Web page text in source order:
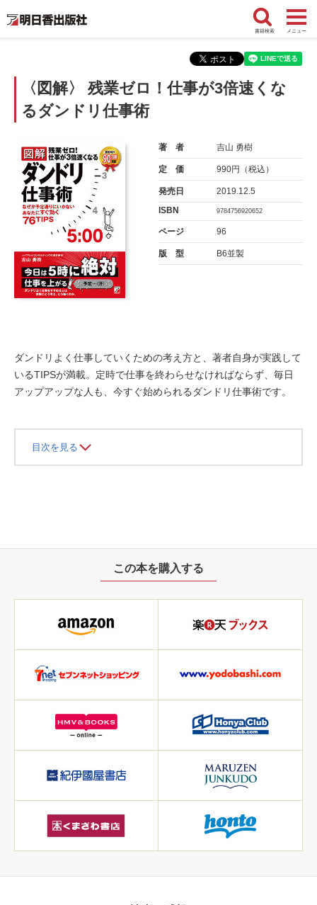
書籍検索 メニュー
〈図解〉 残業ゼロ！仕事が3倍速くな
るダンドリ仕事術
著 者 吉山 勇樹
定 価 990円（税込）
発売日
2019.12.5
ISBN
9784756920652
ページ 96
版 型 B6並製
ダンドリよく仕事していくための考え方と、著者自身が実践して
いるTIPSが満載。定時で仕事を終わらせなければならず、毎日
アップアップな人も、今すぐ始められるダンドリ仕事術です。
目次を見る
この本を購入する